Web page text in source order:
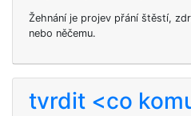
Žehnání je projev přání štěstí,
nebo něčemu.
tvrdit <co